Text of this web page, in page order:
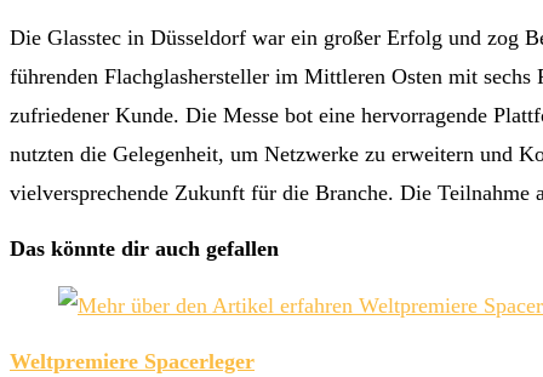
Die Glasstec in Düsseldorf war ein großer Erfolg und zog
führenden Flachglashersteller im Mittleren Osten mit
zufriedener Kunde. Die Messe bot eine hervorragende
nutzten die Gelegenheit, um Netzwerke zu erweitern und
vielversprechende Zukunft für die Branche. Die Teilnahme
Das könnte dir auch gefallen
Weltpremiere Spacerleger